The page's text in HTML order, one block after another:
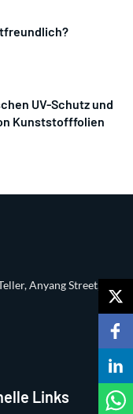
UV-Schutz und
Kunststofffolien
Anyang Street, Ru
Links